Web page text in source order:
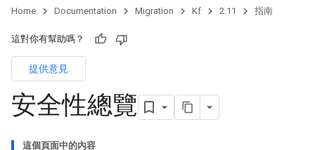
Home Documentation Migration Kf 2.11 指南
這對你有幫助嗎？
提供意見
安全性總覽
這個頁面中的內容